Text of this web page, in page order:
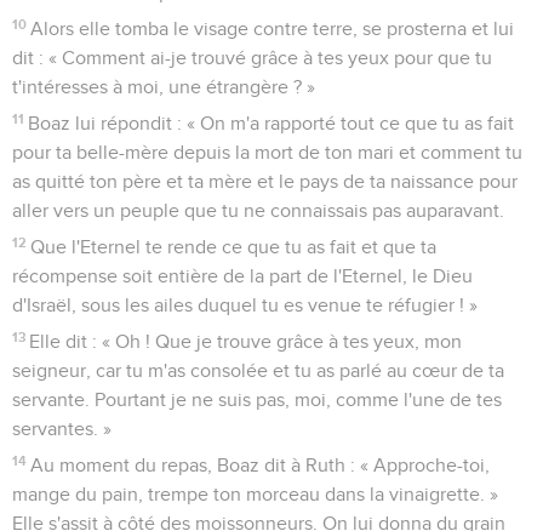
10 Alors elle tomba le visage contre terre, se prosterna et lui
dit : « Comment ai-je trouvé grâce à tes yeux pour que tu
t'intéresses à moi, une étrangère ? »
11 Boaz lui répondit : « On m'a rapporté tout ce que tu as fait
pour ta belle-mère depuis la mort de ton mari et comment tu
as quitté ton père et ta mère et le pays de ta naissance pour
aller vers un peuple que tu ne connaissais pas auparavant.
12 Que l'Eternel te rende ce que tu as fait et que ta
récompense soit entière de la part de l'Eternel, le Dieu
d'Israël, sous les ailes duquel tu es venue te réfugier ! »
13 Elle dit : « Oh ! Que je trouve grâce à tes yeux, mon
seigneur, car tu m'as consolée et tu as parlé au cœur de ta
servante. Pourtant je ne suis pas, moi, comme l'une de tes
servantes. »
14 Au moment du repas, Boaz dit à Ruth : « Approche-toi,
mange du pain, trempe ton morceau dans la vinaigrette. »
Elle s'assit à côté des moissonneurs. On lui donna du grain